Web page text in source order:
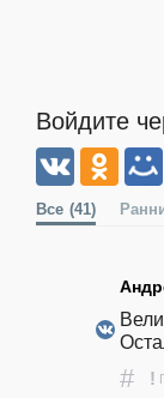
Войдите
Все (41)
# !